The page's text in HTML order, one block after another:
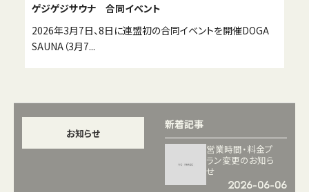
ゲジゲジサウナ 合同イベント
2026年3月7日、8日に連盟初の合同イベントを開催DOGA
SAUNA（3月7...
お知らせ
新着記事
営業時間・料金プ
ラン変更のお知ら
せ
2026-06-06